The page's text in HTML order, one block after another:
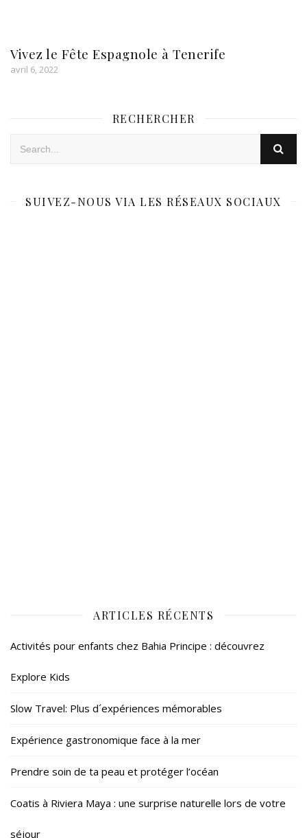
Vivez le Fête Espagnole à Tenerife
avril 6, 2022
RECHERCHER
SUIVEZ-NOUS VIA LES RÉSEAUX SOCIAUX
ARTICLES RÉCENTS
Activités pour enfants chez Bahia Principe : découvrez
Explore Kids
Slow Travel: Plus d´expériences mémorables
Expérience gastronomique face à la mer
Prendre soin de ta peau et protéger l’océan
Coatis à Riviera Maya : une surprise naturelle lors de votre
séjour